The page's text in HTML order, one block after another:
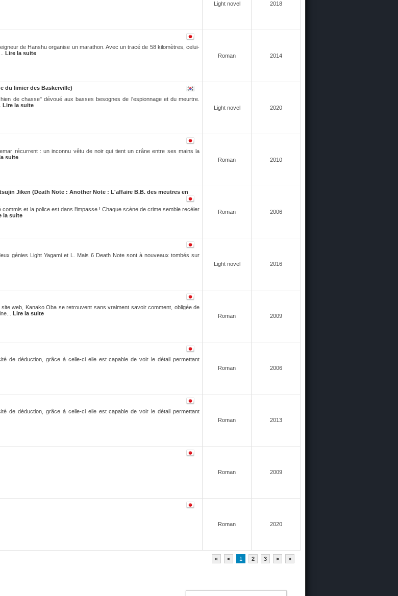
Light novel 2018
de Hanshu organise un marathon. Avec un tracé de 58 kilomètres, celui-
Lire la suite Roman 2014
du limier des Baskerville)
de chasse" dévoué aux basses besognes de l'espionnage et du meurtre.
Lire la suite Light novel 2020
récurrent : un inconnu vêtu de noir qui tient un crâne entre ses mains la
suite Roman 2010
Jiken (Death Note : Another Note : L'affaire B.B. des meutres en
et la police est dans l'impasse ! Chaque scène de crime semble recéler
la suite
Roman 2006
génies Light Yagami et L. Mais 6 Death Note sont à nouveaux tombés sur
Light novel 2016
web, Kanako Oba se retrouvent sans vraiment savoir comment, obligée de
Lire la suite Roman 2009
de déduction, grâce à celle-ci elle est capable de voir le détail permettant
Roman 2006
de déduction, grâce à celle-ci elle est capable de voir le détail permettant
Roman 2013
Roman 2009
Roman 2020
« < 1 2 3 > »